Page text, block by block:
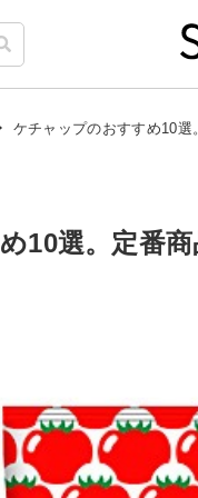
ケチャップのおすすめ10
10選。定番